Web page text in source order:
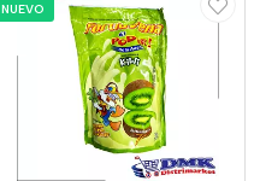
NUEVO